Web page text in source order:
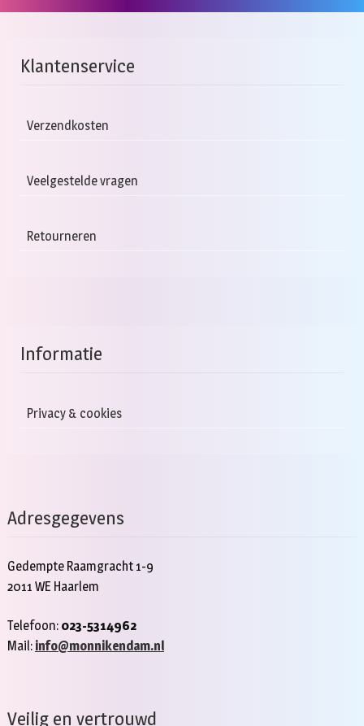
Klantenservice
Verzendkosten
Veelgestelde vragen
Retourneren
Informatie
Privacy & cookies
Adresgegevens
Gedempte Raamgracht 1-9
2011 WE Haarlem
Telefoon: 023-5314962
Mail: info@monnikendam.nl
Veilig en vertrouwd